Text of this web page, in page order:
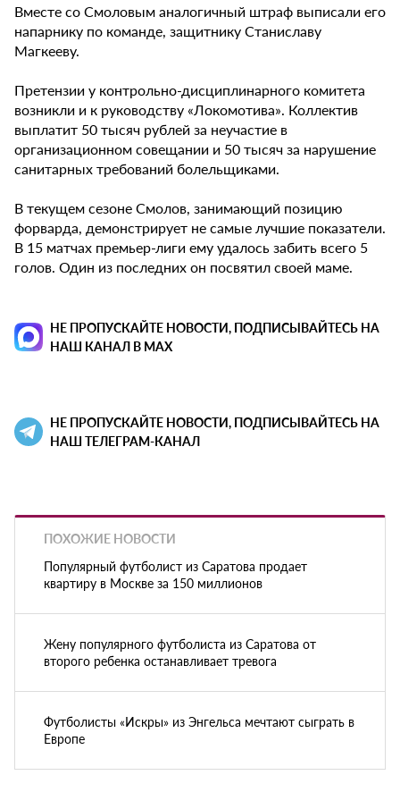
Вместе со Смоловым аналогичный штраф выписали его
напарнику по команде, защитнику Станиславу
Магкееву.
Претензии у контрольно-дисциплинарного комитета
возникли и к руководству «Локомотива». Коллектив
выплатит 50 тысяч рублей за неучастие в
организационном совещании и 50 тысяч за нарушение
санитарных требований болельщиками.
В текущем сезоне Смолов, занимающий позицию
форварда, демонстрирует не самые лучшие показатели.
В 15 матчах премьер-лиги ему удалось забить всего 5
голов. Один из последних он посвятил своей маме.
НЕ ПРОПУСКАЙТЕ НОВОСТИ, ПОДПИСЫВАЙТЕСЬ НА
НАШ КАНАЛ В MAX
НЕ ПРОПУСКАЙТЕ НОВОСТИ, ПОДПИСЫВАЙТЕСЬ НА
НАШ ТЕЛЕГРАМ-КАНАЛ
ПОХОЖИЕ НОВОСТИ
Популярный футболист из Саратова продает
квартиру в Москве за 150 миллионов
Жену популярного футболиста из Саратова от
второго ребенка останавливает тревога
Футболисты «Искры» из Энгельса мечтают сыграть в
Европе